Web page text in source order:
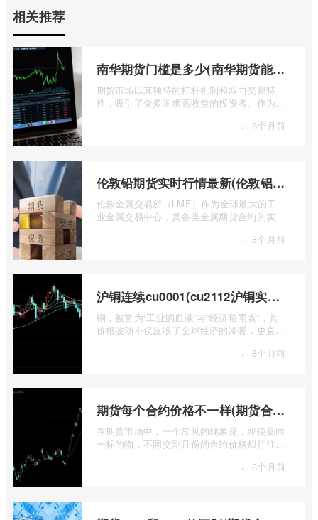
相关推荐
南华期货门槛是多少(南华期货能做国际期货吗)
期货市场以其独特的杠杆机制和双向交易特
性，吸引了众多追求高收益的投资者。作为中
· 8个月前
伦敦铅期货实时行情最新(伦敦铝锡期货实时行情)
伦敦金属交易所（LME）作为全球最大的工
业金属交易中心，其各类金属期货合约的实时
· 8个月前
沪铜连续cu0001(cu2112沪铜实时行情)
铜，被誉为“工业的血液”与“经济晴雨表”，其
价格波动不仅反映了全球经济的冷暖，更直接
· 8个月前
期货每个合约价格不一样(期货合约之间的价格差)
在期货市场中，一个常见的现象是，即使是同
一标的物，不同交割月份的合约价格却往往不
· 8个月前